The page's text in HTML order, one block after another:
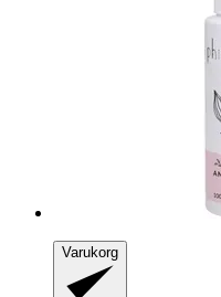
Varukorg